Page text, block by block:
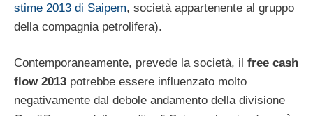
stime 2013 di Saipem, società appartenente al gruppo
della compagnia petrolifera).
Contemporaneamente, prevede la società, il free cash
flow 2013 potrebbe essere influenzato molto
negativamente dal debole andamento della divisione